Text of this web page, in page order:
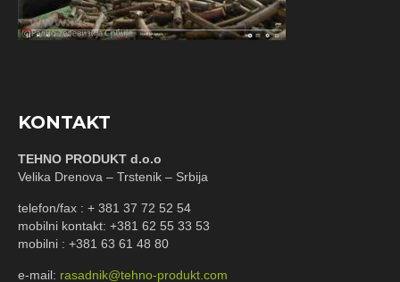
KONTAKT
TEHNO PRODUKT d.o.o
Velika Drenova – Trstenik – Srbija
telefon/fax : + 381 37 72 52 54
mobilni kontakt: +381 62 55 33 53
mobilni : +381 63 61 48 80
e-mail: rasadnik@tehno-produkt.com